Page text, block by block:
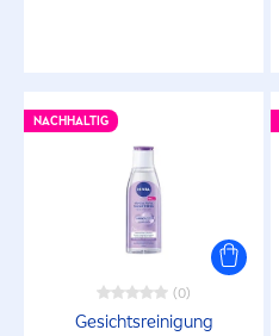
NACHHALTIG
(0)
Gesichtsreinigung